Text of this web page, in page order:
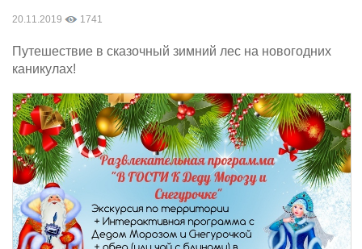
20.11.2019 1741
Путешествие в сказочный зимний лес на новогодних
каникулах!